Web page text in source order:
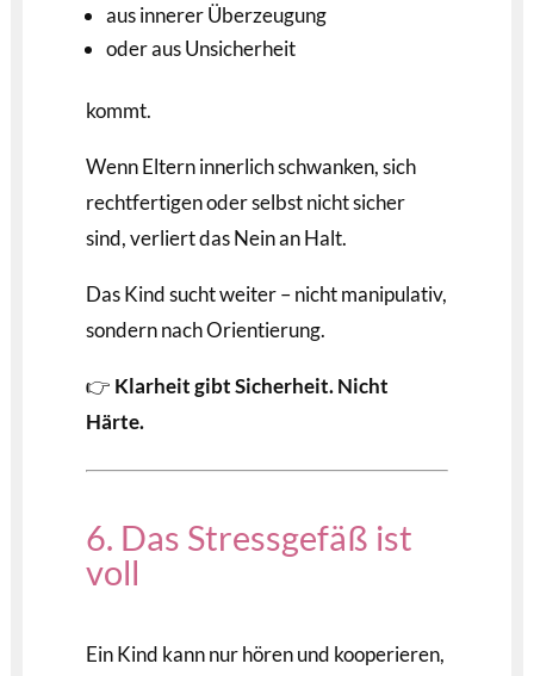
aus innerer Überzeugung
oder aus Unsicherheit
kommt.
Wenn Eltern innerlich schwanken, sich
rechtfertigen oder selbst nicht sicher
sind, verliert das Nein an Halt.
Das Kind sucht weiter – nicht manipulativ,
sondern nach Orientierung.
👉 Klarheit gibt Sicherheit. Nicht
Härte.
6. Das Stressgefäß ist
voll
Ein Kind kann nur hören und kooperieren,